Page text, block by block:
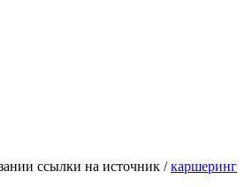
ссылки на источник /каршеринг